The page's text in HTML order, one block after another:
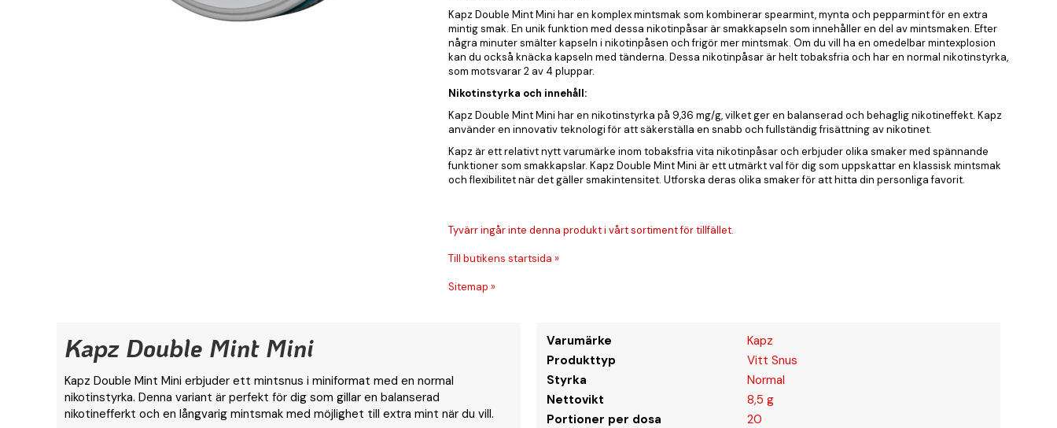
Kapz Double Mint Mini har en komplex mintsmak som kombinerar spearmint, mynta och pepparmint för en extra
mintig smak. En unik funktion med dessa nikotinpåsar är smakkapseln som innehåller en del av mintsmaken. Efter
några minuter smälter kapseln i nikotinpåsen och frigör mer mintsmak. Om du vill ha en omedelbar mintexplosion
kan du också knäcka kapseln med tänderna. Dessa nikotinpåsar är helt tobaksfria och har en normal nikotinstyrka,
som motsvarar 2 av 4 pluppar.
Nikotinstyrka och innehåll:
Kapz Double Mint Mini har en nikotinstyrka på 9,36 mg/g, vilket ger en balanserad och behaglig nikotineffekt. Kapz
använder en innovativ teknologi för att säkerställa en snabb och fullständig frisättning av nikotinet.
Kapz är ett relativt nytt varumärke inom tobaksfria vita nikotinpåsar och erbjuder olika smaker med spännande
funktioner som smakkapslar. Kapz Double Mint Mini är ett utmärkt val för dig som uppskattar en klassisk mintsmak
och flexibilitet när det gäller smakintensitet. Utforska deras olika smaker för att hitta din personliga favorit.
Tyvärr ingår inte denna produkt i vårt sortiment för tillfället.
Till butikens startsida »
Sitemap »
Kapz Double Mint Mini
Kapz Double Mint Mini erbjuder ett mintsnus i miniformat med en normal
nikotinstyrka. Denna variant är perfekt för dig som gillar en balanserad
nikotinefferkt och en långvarig mintsmak med möjlighet till extra mint när du vill.
Varumärke
Kapz
Produkttyp
Vitt Snus
Styrka
Normal
Nettovikt
8,5 g
Portioner per dosa
20